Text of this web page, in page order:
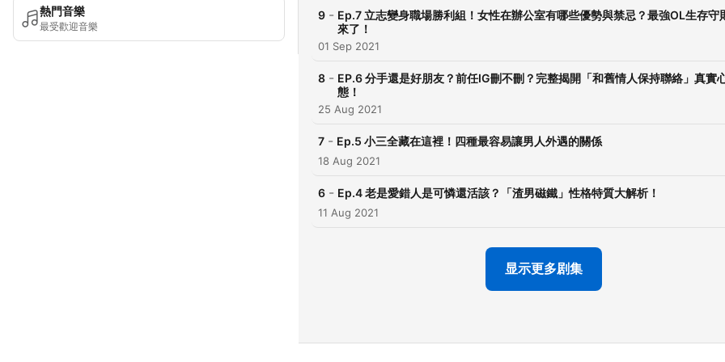
熱門音樂
最受歡迎音樂
https://reurl.cc/YWn8LL ✨
https://reurl.cc/OXeV2R ✨
Hosting provided by
9 - Ep.7 立志變身職場勝利組！女性在辦公室有哪些優勢與禁忌？最強OL生存守
來了！
01 Sep 2021
8 - EP.6 分手還是好朋友？前任IG刪不刪？完整揭開「和舊情人保持聯絡」真實
態！
25 Aug 2021
7 - Ep.5 小三全藏在這裡！四種最容易讓男人外遇的關係
18 Aug 2021
6 - Ep.4 老是愛錯人是可憐還活該？「渣男磁鐵」性格特質大解析！
11 Aug 2021
显示更多剧集